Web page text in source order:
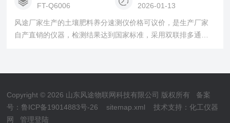
FT-Q6006
2026-01-13
风途厂家生产的土壤肥料养分速测仪价格可议价，是生产厂家
自产直销的仪器，检测结果达到国家标准，采用双联排多通道
Copyright © 2026 山东风途物联网科技有限公司 版权所有 备案
号：鲁ICP备19014883号-26
sitemap.xml 技术支持：化工仪器
网
管理登陆